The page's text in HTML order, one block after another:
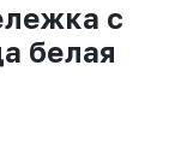
с
белая